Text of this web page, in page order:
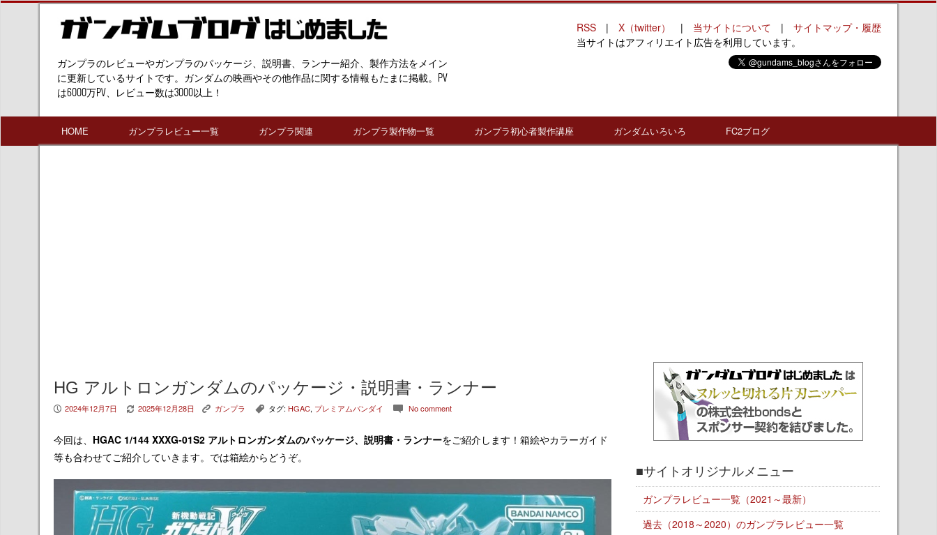
ガンプラのレビューやガンプラのパッケージ、説明書、ランナー紹介、製作方法をメイン
に更新しているサイトです。ガンダムの映画やその他作品に関する情報もたまに掲載。PV
は6000万PV、レビュー数は3000以上！
RSS | X（twitter） | 当サイトについて | サイトマップ・履歴
当サイトはアフィリエイト広告を利用しています。
HOME ガンプラレビュー一覧 ガンプラ関連 ガンプラ製作物一覧 ガンプラ初心者製作講座 ガンダムいろいろ FC2ブログ
HG アルトロンガンダムのパッケージ・説明書・ランナー
P 2024年12月7日 V 2025年12月28日 K ガンプラ , タグ: HGAC, プレミアムバンダイ c No comment
今回は、 HGAC 1/144 XXXG-01S2 アルトロンガンダムのパッケージ、説明書・ランナーをご紹介します！箱絵やカラーガイド
等も合わせてご紹介していきます。では箱絵からどうぞ。
■サイトオリジナルメニュー
ガンプラレビュー一覧（2021～最新）
過去（2018～2020）のガンプラレビュー一覧